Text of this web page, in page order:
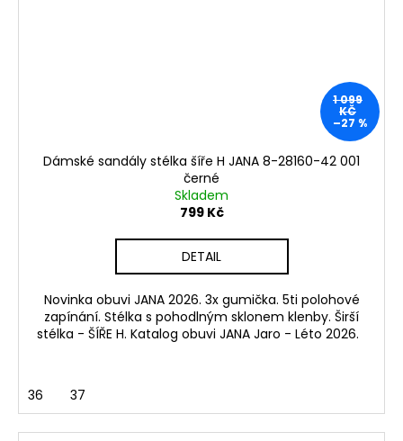
1 099
KČ
–27 %
Dámské sandály stélka šíře H JANA 8-28160-42 001
černé
Skladem
799 Kč
DETAIL
Novinka obuvi JANA 2026. 3x gumička. 5ti polohové
zapínání. Stélka s pohodlným sklonem klenby. Širší
stélka - ŠÍŘE H. Katalog obuvi JANA Jaro - Léto 2026.
36 37